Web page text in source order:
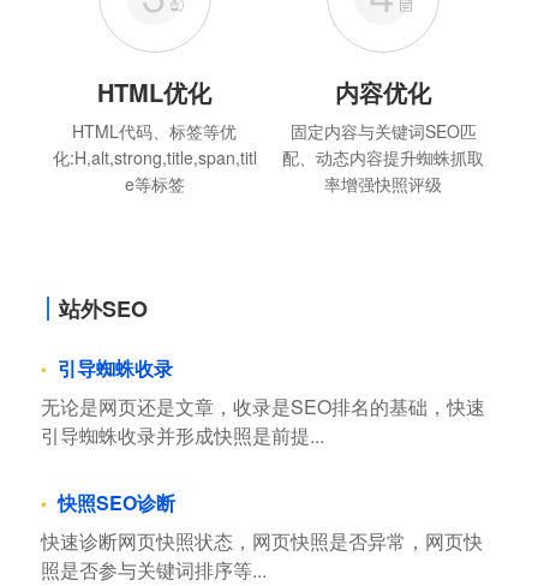
HTML优化
HTML代码、标签等优
化:H,alt,strong,title,span,titl
e等标签
内容优化
固定内容与关键词SEO匹
配、动态内容提升蜘蛛抓取
率增强快照评级
站外SEO
引导蜘蛛收录
无论是网页还是文章，收录是SEO排名的基础，快速
引导蜘蛛收录并形成快照是前提...
快照SEO诊断
快速诊断网页快照状态，网页快照是否异常，网页快
照是否参与关键词排序等...